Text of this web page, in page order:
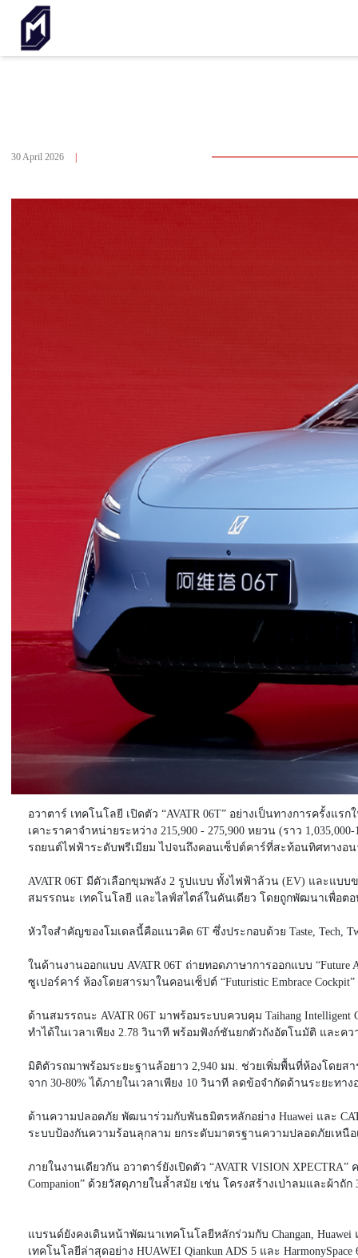
30 April 2026
อวาตาร์ เทคโนโลยี เปิดตัว “AVATR 06T” อย่างเป็นทางการครั้ง
เคาะราคาจำหน่ายระหว่าง 215,900 - 275,900 หยวน (ราว 1,035,000-
รถยนต์ไฟฟ้าระดับพรีเมียม ไปจนถึงคอนเซ็ปต์คาร์ที่สะท้อนทิศทางอ
AVATR 06T มีตัวเลือกขุมพลัง 2 รูปแบบ ทั้งไฟฟ้าล้วน (EV) และแบ
สมรรถนะ เทคโนโลยี และไลฟ์สไตล์ในคันเดียว โดยถูกพัฒนาเพื่อต
หัวใจสำคัญของโมเดลนี้คือแนวคิด 6T ซึ่งประกอบด้วย Taste, Tech,
ในด้านงานออกแบบ AVATR 06T ถ่ายทอดภาษาการออกแบบ
ซูเปอร์คาร์ ห้องโดยสารมาในคอนเซ็ปต์ “Futuristic Embrace
ด้านสมรรถนะ AVATR 06T มาพร้อมระบบควบคุม Taihang
ทำได้ในเวลาเพียง 2.78 วินาที พร้อมฟังก์ชันยกตัวถังอัตโนมัติ และ
มิติตัวรถมาพร้อมระยะฐานล้อยาว 2,940 มม. ช่วยเพิ่มพื้นที่ห้องโดยส
จาก 30-80% ได้ภายในเวลาเพียง 10 วินาที ลดข้อจำกัดด้านระยะทา
ด้านความปลอดภัย พัฒนาร่วมกับพันธมิตรหลักอย่าง Huawei และ
ระบบป้องกันความร้อนลุกลาม ยกระดับมาตรฐานความปลอดภัยเหนื
ภายในงานเดียวกัน อวาตาร์ยังเปิดตัว “AVATR VISION
Companion” ด้วยวัสดุภายในล้ำสมัย เช่น โครงสร้างเป่าลมและผ้า
แบรนด์ยังคงเดินหน้าพัฒนาเทคโนโลยีหลักร่วมกับ Changan, Huawei
เทคโนโลยีล่าสุดอย่าง HUAWEI Qiankun ADS 5 และ HarmonySpace